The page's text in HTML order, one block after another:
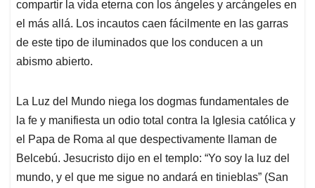
compartir la vida eterna con los ángeles y arcángeles en
el más allá. Los incautos caen fácilmente en las garras
de este tipo de iluminados que los conducen a un
abismo abierto.
La Luz del Mundo niega los dogmas fundamentales de
la fe y manifiesta un odio total contra la Iglesia católica y
el Papa de Roma al que despectivamente llaman de
Belcebú. Jesucristo dijo en el templo: “Yo soy la luz del
mundo, y el que me sigue no andará en tinieblas” (San